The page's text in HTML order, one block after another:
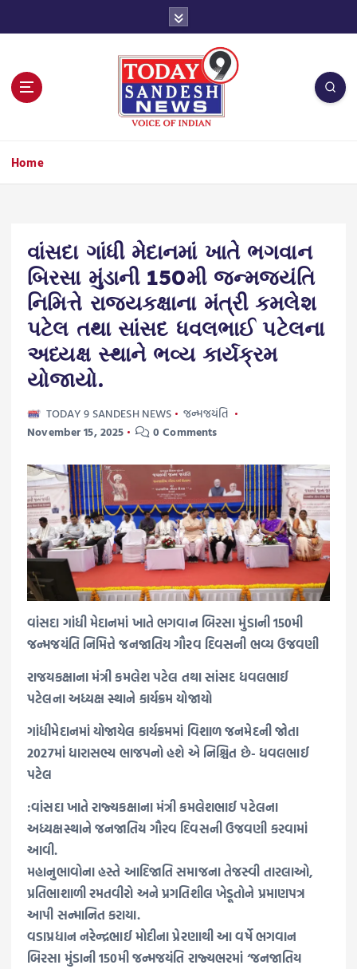
Home
વાંસદા ગાંધી મેદાનમાં ખાતે ભગવાન
બિરસા મુંડાની 150મી જન્મજયંતિ
નિમિત્તે રાજયકક્ષાના મંત્રી કમલેશ
પટેલ તથા સાંસદ ધવલભાઈ પટેલના
અધ્યક્ષ સ્થાને ભવ્ય કાર્યક્રમ
યોજાયો.
TODAY 9 SANDESH NEWS
જન્મજયંતિ
November 15, 2025
0 Comments
વાંસદા ગાંધી મેદાનમાં ખાતે ભગવાન બિરસા મુંડાની 150મી
જન્મજયંતિ નિમિત્તે જનજાતિય ગૌરવ દિવસની ભવ્ય ઉજવણી
રાજયકક્ષાના મંત્રી કમલેશ પટેલ તથા સાંસદ ધવલભાઈ
પટેલના અધ્યક્ષ સ્થાને કાર્યક્રમ યોજાયો
ગાંધીમેદાનમાં યોજાયેલ કાર્યક્રમમાં વિશાળ જનમેદની જોતા
2027માં ધારાસભ્ય ભાજપનો હશે એ નિશ્ચિત છે- ધવલભાઈ
પટેલ
:વાંસદા ખાતે રાજ્યકક્ષાના મંત્રી કમલેશભાઈ પટેલના
અધ્યક્ષસ્થાને જનજાતિય ગૌરવ દિવસની ઉજવણી કરવામાં
આવી.
મહાનુભાવોના હસ્તે આદિજાતિ સમાજના તેજસ્વી તારલાઓ,
પ્રતિભાશાળી રમતવીરો અને પ્રગતિશીલ ખેડૂતોને પ્રમાણપત્ર
આપી સન્માનિત કરાયા.
વડાપ્રધાન નરેન્દ્રભાઈ મોદીના પ્રેરણાથી આ વર્ષે ભગવાન
બિરસા મુંડાની 150મી જન્મજયંતિ રાજ્યભરમાં ‘જનજાતિય